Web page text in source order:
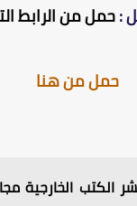
حمل من الرابط
حمل من هنا
الخارجية